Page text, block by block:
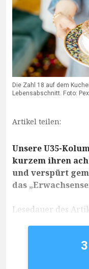
Die Zahl 18 auf dem
Lebensabschnitt. Foto:
Artikel teilen:
Unsere U35-
kurzem ihren
und verspürt
das
Lesedauer des